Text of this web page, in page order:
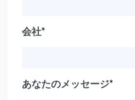
会社*
あなたのメッセージ*